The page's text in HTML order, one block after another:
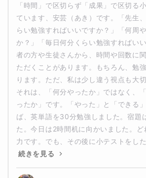
「時間」で区切らず「成果」で区切る
ています、安芸（あき）です。「先生
らい勉強すればいいですか？」「何周
か？」「毎日何分くらい勉強すればい
者の方や生徒さんから、時間や回数に
ただくことがあります。もちろん、勉
ります。ただ、私は少し違う視点も大
それは、「何分やったか」ではなく、
ったか」です。「やった」と「できる
ば、英単語を30分勉強しました。宿題
た。今日は2時間机に向かいました。
力です。でも、その後に小テストをし
続きを見る